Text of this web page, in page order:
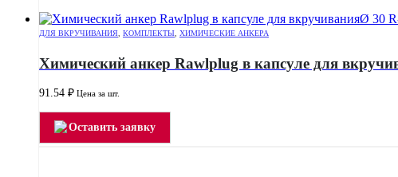
ДЛЯ ВКРУЧИВАНИЯ, КОМПЛЕКТЫ, ХИМИЧЕСКИЕ АНКЕРА
Химический анкер Rawlplug в капсуле для
91.54 ₽ Цена за шт.
Оставить заявку